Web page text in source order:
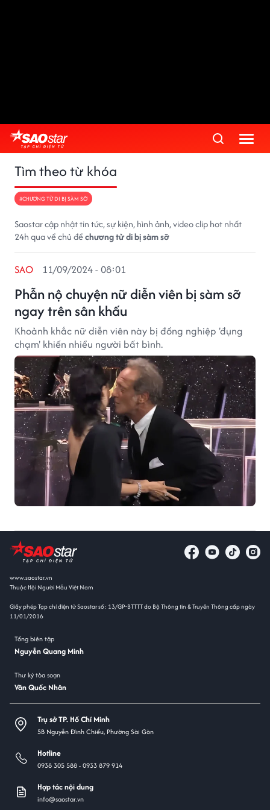
Tìm theo từ khóa
#CHƯƠNG TỬ DI BỊ SÀM SỠ
Saostar cập nhật tin tức, sự kiện, hình ảnh, video clip hot nhất
24h qua về chủ đềchương tử di bị sàm sỡ
Phẫn nộ chuyện nữ diễn viên bị sàm sỡ
ngay trên sân khấu
SAO 11/09/2024 - 08:01
Khoảnh khắc nữ diễn viên này bị đồng nghiệp 'đụng
chạm' khiến nhiều người bất bình.
www.saostar.vn
Thuộc Hội Người Mẫu Việt Nam
Giấy phép Tạp chí điện tử Saostar số: 13/GP-BTTTT do Bộ Thông tin & Truyền Thông cấp ngày
11/01/2016
Tổng biên tập
Nguyễn Quang Minh
Thư ký tòa soạn
Văn Quốc Nhân
Trụ sở TP. Hồ Chí Minh
5B Nguyễn Đình Chiểu, Phường Sài Gòn
Hotline
0938 305 588 -0933 879 914
Hợp tác nội dung
info@saostar.vn